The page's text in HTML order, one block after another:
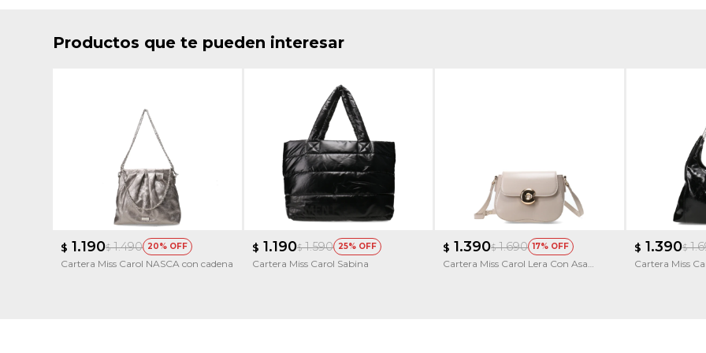
Productos que te pueden interesar
$ 1.190$ 1.490 20
Cartera Miss Carol NASCA con cadena
$ 1.190$ 1.590 25
Cartera Miss Carol Sabina
$ 1.390$ 1.690 17
Cartera Miss Carol Lera Con Asa
$ 1.390$
Cartera Miss